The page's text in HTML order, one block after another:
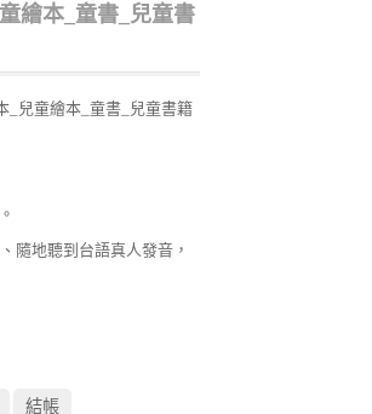
繪本_童書_兒童書
_兒童繪本_童書_兒童書籍
隨地聽到台語真人發音，